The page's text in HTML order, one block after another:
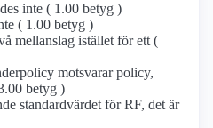
inte ( 1.00 betyg )
( 1.00 betyg )
mellanslag istället för ett (
motsvarar policy,
betyg )
standardvärdet för RF, det är